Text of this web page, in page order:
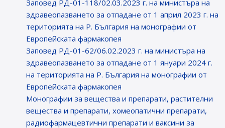
Заповед РД-01-118/02.03.2023 г. на министъра на
здравеопазването за отпадане от 1 април 2023 г. на
територията на Р. България на монографии от
Европейската фармакопея
Заповед РД-01-62/06.02.2023 г. на министъра на
здравеопазването за отпадане от 1 януари 2024 г.
на територията на Р. България на монографии от
Европейската фармакопея
Монографии за вещества и препарати, растителни
вещества и препарати, хомеопатични препарати,
радиофармацевтични препарати и ваксини за